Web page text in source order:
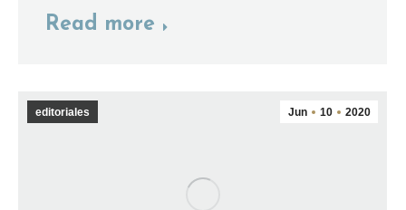
Read more
Jun 10 2020
editoriales